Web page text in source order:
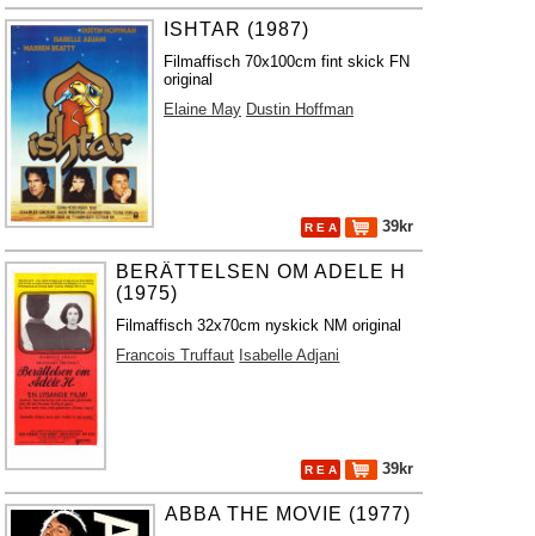
ISHTAR (1987)
Filmaffisch 70x100cm fint skick FN
original
Elaine May Dustin Hoffman
R E A 39kr
BERÄTTELSEN OM ADELE H
(1975)
Filmaffisch 32x70cm nyskick NM original
Francois Truffaut Isabelle Adjani
R E A 39kr
ABBA THE MOVIE (1977)